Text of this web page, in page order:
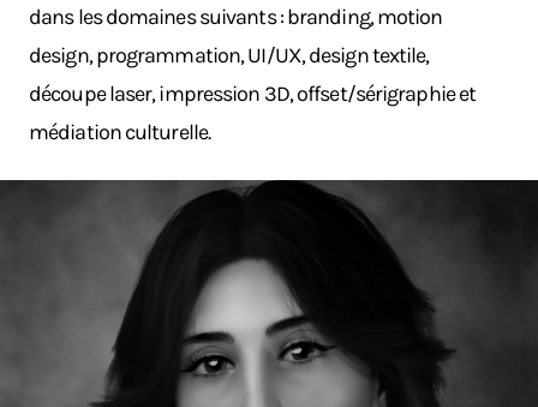
dans les domaines suivants : branding, motion
design, programmation, UI/UX, design textile,
découpe laser, impression 3D, offset/sérigraphie et
médiation culturelle.